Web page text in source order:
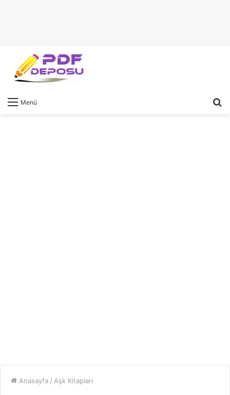
Menü
Anasayfa / Aşk Kitapları